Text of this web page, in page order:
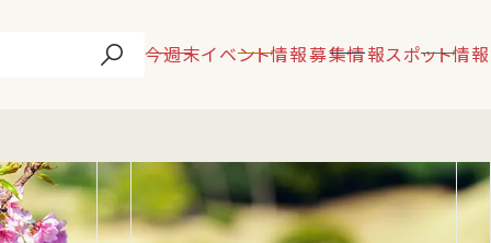
今週末イベント情報募集情報スポット情報